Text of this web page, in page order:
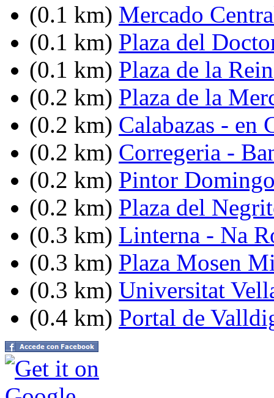
(0.1 km) Mercado
(0.1 km) Plaza del
(0.1 km) Plaza de la
(0.2 km) Plaza de la
(0.2 km) Calabazas - en
(0.2 km) Corregeria -
(0.2 km) Pintor
(0.2 km) Plaza del
(0.3 km) Linterna - Na
(0.3 km) Plaza Mosen
(0.3 km) Universitat
(0.4 km) Portal de